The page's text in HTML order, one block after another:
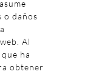
o daños
Al
ha
obtener